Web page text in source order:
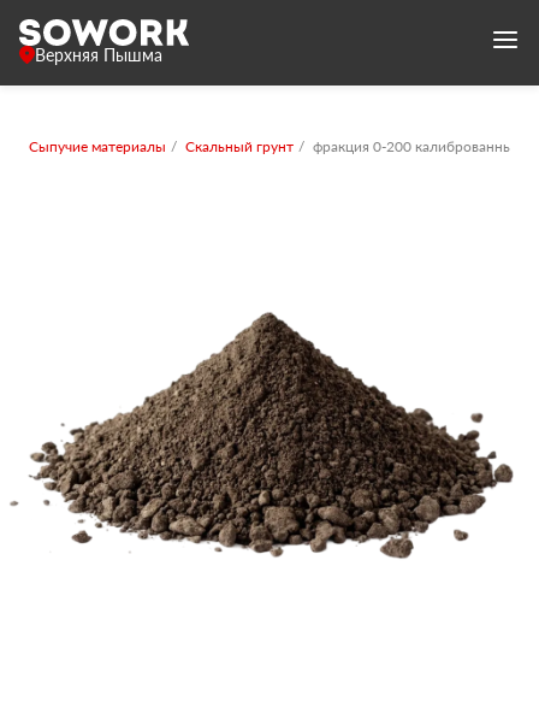
Верхняя Пышма
Сыпучие материалы Скальный грунт фракция 0-200 калиброванный